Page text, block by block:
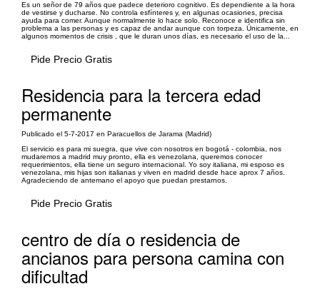
Es un señor de 79 años que padece deterioro cognitivo. Es dependiente a la hora
de vestirse y ducharse. No controla esfínteres y, en algunas ocasiones, precisa
ayuda para comer. Aunque normalmente lo hace solo. Reconoce e identifica sin
problema a las personas y es capaz de andar aunque con torpeza. Únicamente, en
algunos momentos de crisis , que le duran unos días, es necesario el uso de la...
Pide Precio Gratis
Residencia para la tercera edad
permanente
Publicado el 5-7-2017 en Paracuellos de Jarama (Madrid)
El servicio es para mi suegra, que vive con nosotros en bogotá - colombia, nos
mudaremos a madrid muy pronto, ella es venezolana, queremos conocer
requerimientos, ella tiene un seguro internacional. Yo soy italiana, mi esposo es
venezolana, mis hijas son italianas y viven en madrid desde hace aprox 7 años.
Agradeciendo de antemano el apoyo que puedan prestarnos.
Pide Precio Gratis
centro de día o residencia de
ancianos para persona camina con
dificultad